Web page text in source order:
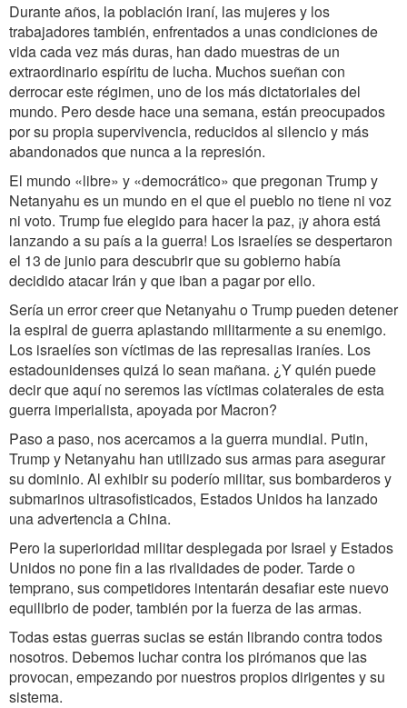
Durante años, la población iraní, las mujeres y los
trabajadores también, enfrentados a unas condiciones de
vida cada vez más duras, han dado muestras de un
extraordinario espíritu de lucha. Muchos sueñan con
derrocar este régimen, uno de los más dictatoriales del
mundo. Pero desde hace una semana, están preocupados
por su propia supervivencia, reducidos al silencio y más
abandonados que nunca a la represión.
El mundo «libre» y «democrático» que pregonan Trump y
Netanyahu es un mundo en el que el pueblo no tiene ni voz
ni voto. Trump fue elegido para hacer la paz, ¡y ahora está
lanzando a su país a la guerra! Los israelíes se despertaron
el 13 de junio para descubrir que su gobierno había
decidido atacar Irán y que iban a pagar por ello.
Sería un error creer que Netanyahu o Trump pueden detener
la espiral de guerra aplastando militarmente a su enemigo.
Los israelíes son víctimas de las represalias iraníes. Los
estadounidenses quizá lo sean mañana. ¿Y quién puede
decir que aquí no seremos las víctimas colaterales de esta
guerra imperialista, apoyada por Macron?
Paso a paso, nos acercamos a la guerra mundial. Putin,
Trump y Netanyahu han utilizado sus armas para asegurar
su dominio. Al exhibir su poderío militar, sus bombarderos y
submarinos ultrasofisticados, Estados Unidos ha lanzado
una advertencia a China.
Pero la superioridad militar desplegada por Israel y Estados
Unidos no pone fin a las rivalidades de poder. Tarde o
temprano, sus competidores intentarán desafiar este nuevo
equilibrio de poder, también por la fuerza de las armas.
Todas estas guerras sucias se están librando contra todos
nosotros. Debemos luchar contra los pirómanos que las
provocan, empezando por nuestros propios dirigentes y su
sistema.